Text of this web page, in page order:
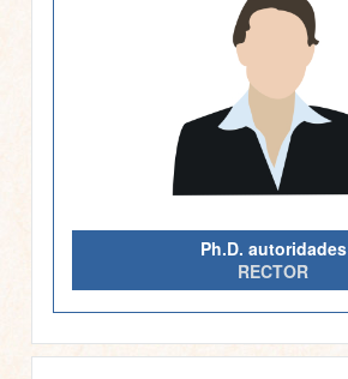
Ph.D. autoridades
RECTOR